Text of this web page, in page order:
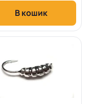
В кошик